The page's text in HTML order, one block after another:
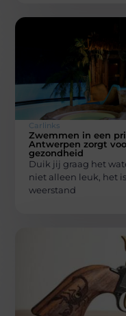
Carlinks
Zwemmen in een
Antwerpen zorgt
gezondheid
Duik jij graag het
niet alleen leuk, het
weerstand